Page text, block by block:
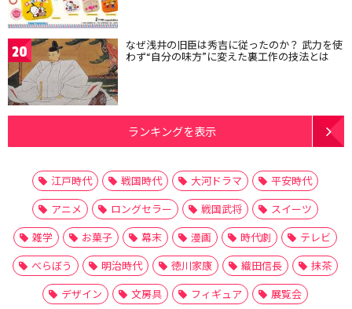
20 なぜ浅井の旧臣は秀吉に従ったのか？ 武力を使
わず“自分の味方”に変えた裏工作の技法とは
ランキングを表示
江戸時代 戦国時代 大河ドラマ
平安時代
アニメ
ロングセラー 戦国武将
スイーツ
雑学
お菓子 幕末 漫画 時代劇
テレビ
べらぼう
明治時代 徳川家康 織田信長
抹茶
デザイン
文房具 フィギュア
展覧会